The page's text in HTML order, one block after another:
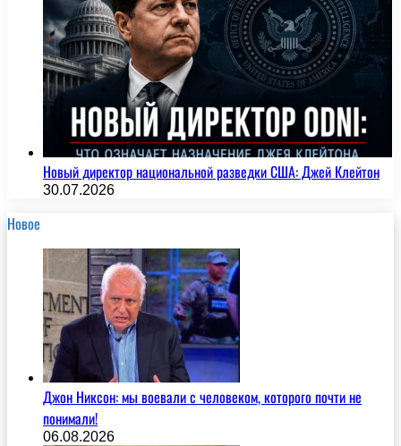
Новый директор национальной разведки США: Джей Клейтон
30.07.2026
Новое
Джон Никсон: мы воевали с человеком, которого почти не
понимали!
06.08.2026